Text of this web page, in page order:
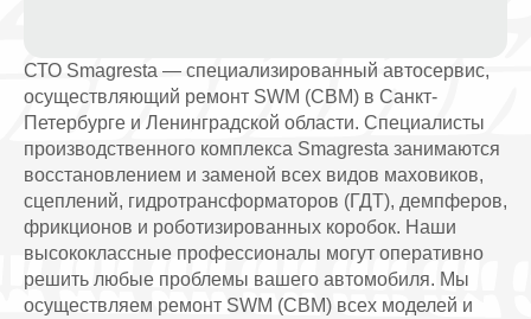
СТО Smagresta — специализированный автосервис,
осуществляющий ремонт SWM (СВМ) в Санкт-
Петербурге и Ленинградской области. Специалисты
производственного комплекса Smagresta занимаются
восстановлением и заменой всех видов маховиков,
сцеплений, гидротрансформаторов (ГДТ), демпферов,
фрикционов и роботизированных коробок. Наши
высококлассные профессионалы могут оперативно
решить любые проблемы вашего автомобиля. Мы
осуществляем ремонт SWM (СВМ) всех моделей и